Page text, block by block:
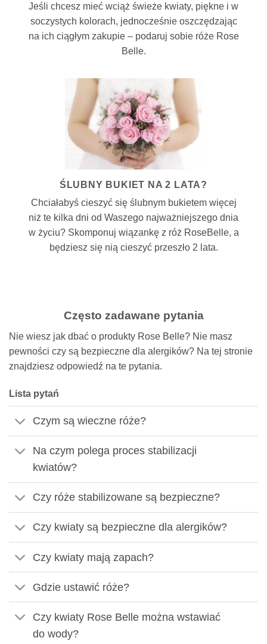
Jeśli chcesz mieć wciąż świeże kwiaty, piękne i w
soczystych kolorach, jednocześnie oszczędzając
na ich ciągłym zakupie – podaruj sobie róże Rose
Belle.
ŚLUBNY BUKIET NA 2 LATA?
Chciałabyś cieszyć się ślubnym bukietem więcej
niż te kilka dni od Waszego najważniejszego dnia
w życiu? Skomponuj wiązankę z róż RoseBelle, a
będziesz się nią cieszyć przeszło 2 lata.
Często zadawane pytania
Nie wiesz jak dbać o produkty Rose Belle? Nie masz
pewności czy są bezpieczne dla alergików? Na tej stronie
znajdziesz odpowiedź na te pytania.
Lista pytań
Czym są wieczne róże?
Na czym polega proces stabilizacji
kwiatów?
Czy róże stabilizowane są bezpieczne?
Czy kwiaty są bezpieczne dla alergików?
Czy kwiaty mają zapach?
Gdzie ustawić róże?
Czy kwiaty Rose Belle można wstawiać
do wody?